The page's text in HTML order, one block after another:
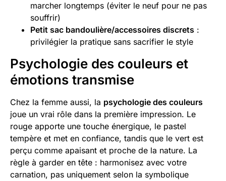
marcher longtemps (éviter le neuf pour ne pas
souffrir)
Petit sac bandoulière/accessoires discrets :
privilégier la pratique sans sacrifier le style
Psychologie des couleurs et
émotions transmise
Chez la femme aussi, la psychologie des couleurs
joue un vrai rôle dans la première impression. Le
rouge apporte une touche énergique, le pastel
tempère et met en confiance, tandis que le vert est
perçu comme apaisant et proche de la nature. La
règle à garder en tête : harmonisez avec votre
carnation, pas uniquement selon la symbolique